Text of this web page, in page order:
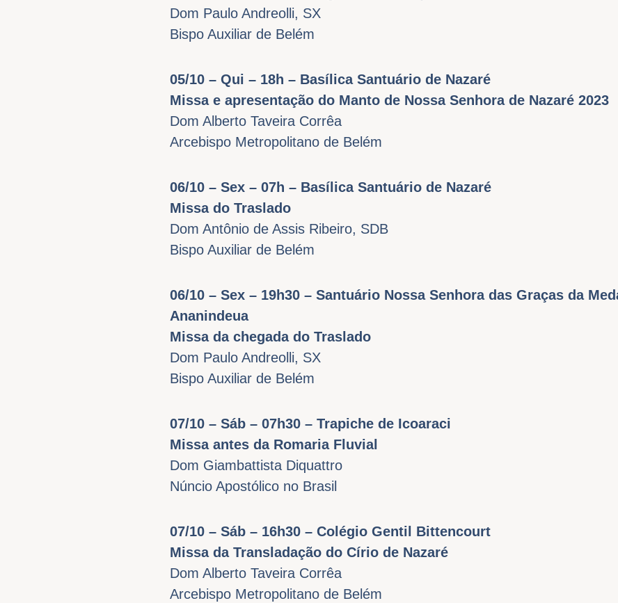
Dom Paulo Andreolli, SX
Bispo Auxiliar de Belém
05/10 – Qui – 18h – Basílica Santuário de Nazaré
Missa e apresentação do Manto de Nossa Senhora de Nazaré 2023
Dom Alberto Taveira Corrêa
Arcebispo Metropolitano de Belém
06/10 – Sex – 07h – Basílica Santuário de Nazaré
Missa do Traslado
Dom Antônio de Assis Ribeiro, SDB
Bispo Auxiliar de Belém
06/10 – Sex – 19h30 – Santuário Nossa Senhora das Graças da
Ananindeua
Missa da chegada do Traslado
Dom Paulo Andreolli, SX
Bispo Auxiliar de Belém
07/10 – Sáb – 07h30 – Trapiche de Icoaraci
Missa antes da Romaria Fluvial
Dom Giambattista Diquattro
Núncio Apostólico no Brasil
07/10 – Sáb – 16h30 – Colégio Gentil Bittencourt
Missa da Transladação do Círio de Nazaré
Dom Alberto Taveira Corrêa
Arcebispo Metropolitano de Belém